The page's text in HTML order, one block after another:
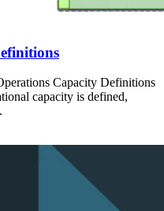
Capacity Definitions
capacity is defined,